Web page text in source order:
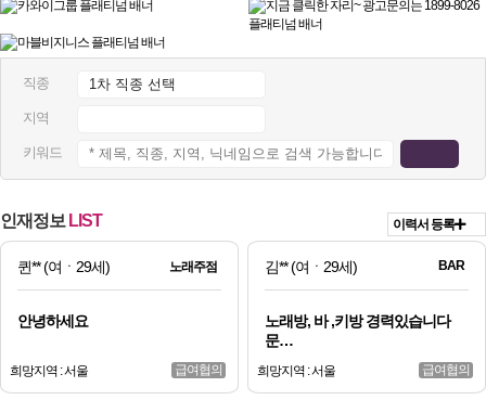
직종
지역
키워드
인재정보 LIST 이력서 등록
퀸**(여ㆍ29세) 노래주점
안녕하세요
희망지역 : 서울 급여협의
김**(여ㆍ29세) BAR
노래방, 바 ,키방 경력있습니다
문…
희망지역 : 서울 급여협의